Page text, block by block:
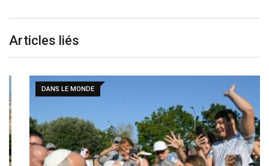
Articles liés
DANS LE MONDE